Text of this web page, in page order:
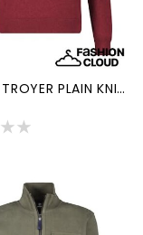
LERROS TROYER PLAIN KNIT (meerdere kleuren)